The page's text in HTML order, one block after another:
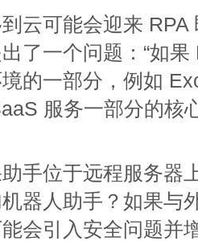
云可能会迎来 RPA
了一个问题：“如
的一部分，例如
服务一部分的核
手位于远程服务器
器人助手？如果与
会引入安全问题并